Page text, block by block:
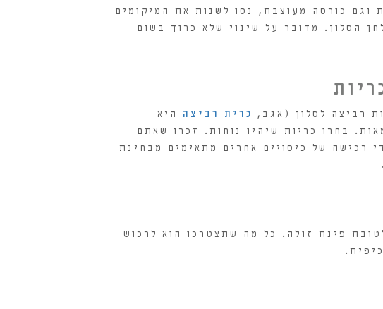
כורסה מעוצבת, נסו לשנות את המיקומים
הסלון. מדובר על שינוי שלא כרוך בשום
רביצה לסלון (אגב, כרית רביצה היא
בחרו כריות שיהיו נוחות. זכרו שאתם
רכישה של כיסויים אחרים מתאימים מבחינת
פינת זולה. כל מה שתצטרכו הוא לרכוש